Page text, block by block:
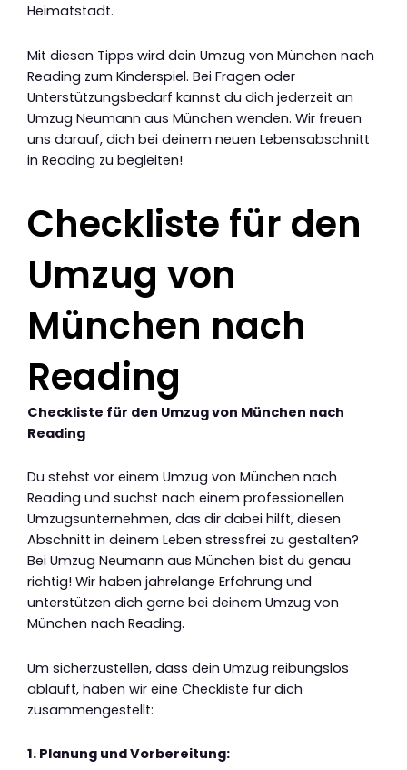
Heimatstadt.
Mit diesen Tipps wird dein Umzug von München nach
Reading zum Kinderspiel. Bei Fragen oder
Unterstützungsbedarf kannst du dich jederzeit an
Umzug Neumann aus München wenden. Wir freuen
uns darauf, dich bei deinem neuen Lebensabschnitt
in Reading zu begleiten!
Checkliste für den
Umzug von
München nach
Reading
Checkliste für den Umzug von München nach
Reading
Du stehst vor einem Umzug von München nach
Reading und suchst nach einem professionellen
Umzugsunternehmen, das dir dabei hilft, diesen
Abschnitt in deinem Leben stressfrei zu gestalten?
Bei Umzug Neumann aus München bist du genau
richtig! Wir haben jahrelange Erfahrung und
unterstützen dich gerne bei deinem Umzug von
München nach Reading.
Um sicherzustellen, dass dein Umzug reibungslos
abläuft, haben wir eine Checkliste für dich
zusammengestellt:
1. Planung und Vorbereitung: